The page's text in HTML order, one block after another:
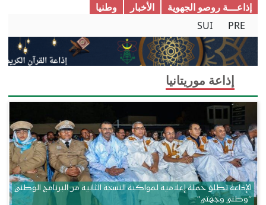
إذاعـــة روصو الجهوية
الأخبار
وطنیا
PRE
SUI
إذاعة موريتانيا
الإذاعة تطلق حملة إعلامية لمواكبة النسخة الثانية من البرنامج الوطني
“وطني وجهتي”